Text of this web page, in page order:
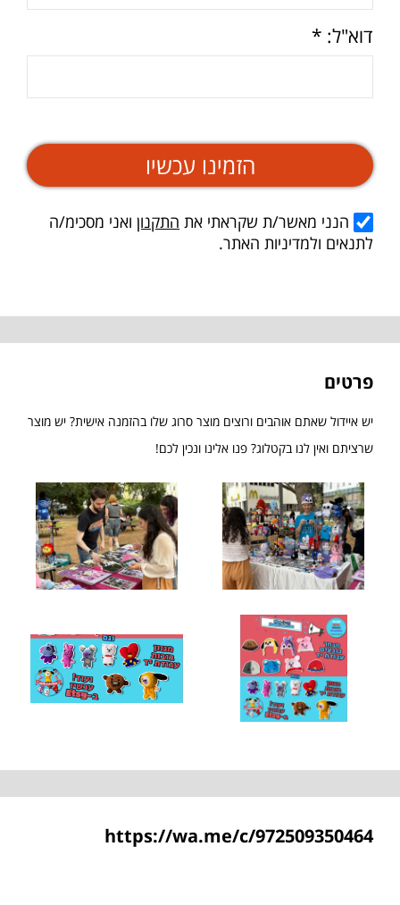
דוא"ל: *
הזמינו עכשיו
הנני מאשר/ת שקראתי את התקנון ואני מסכימ/ה
לתנאים ולמדיניות האתר.
פרטים
יש איידול שאתם אוהבים ורוצים מוצר סרוג שלו בהזמנה אישית? יש מוצר
שרציתם ואין לנו בקטלוג? פנו אלינו ונכין לכם!
https://wa.me/c/972509350464